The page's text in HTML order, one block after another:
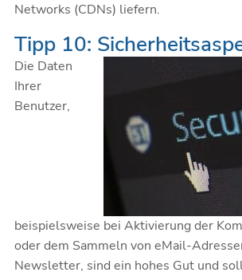
Networks (CDNs) liefern.
Tipp 10:
Die Daten
Ihrer
Benutzer,
beispielsweise bei Aktivierung der
oder dem Sammeln von eMail-
Newsletter, sind ein hohes Gut und